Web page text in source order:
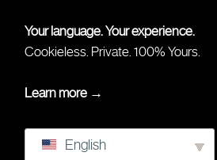
Your language. Your experience.
Cookieless. Private. 100% Yours.
Learn more →
English